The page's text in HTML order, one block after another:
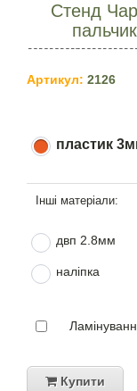
Стенд
Артикул: 2126
пластик
двп 2.8мм
наліпка
Купити